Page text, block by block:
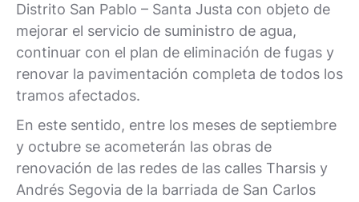
Distrito San Pablo – Santa Justa con objeto de
mejorar el servicio de suministro de agua,
continuar con el plan de eliminación de fugas y
renovar la pavimentación completa de todos los
tramos afectados.
En este sentido, entre los meses de septiembre
y octubre se acometerán las obras de
renovación de las redes de las calles Tharsis y
Andrés Segovia de la barriada de San Carlos